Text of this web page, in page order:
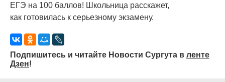
ЕГЭ на 100 баллов! Школьница расскажет,
как готовилась к серьезному экзамену.
Подпишитесь и читайте Новости Сургута в ленте
Дзен!